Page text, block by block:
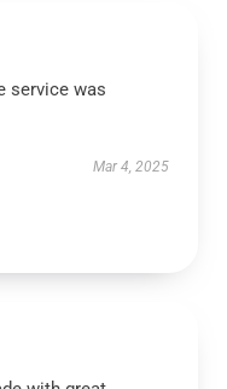
service was
Mar 4, 2025